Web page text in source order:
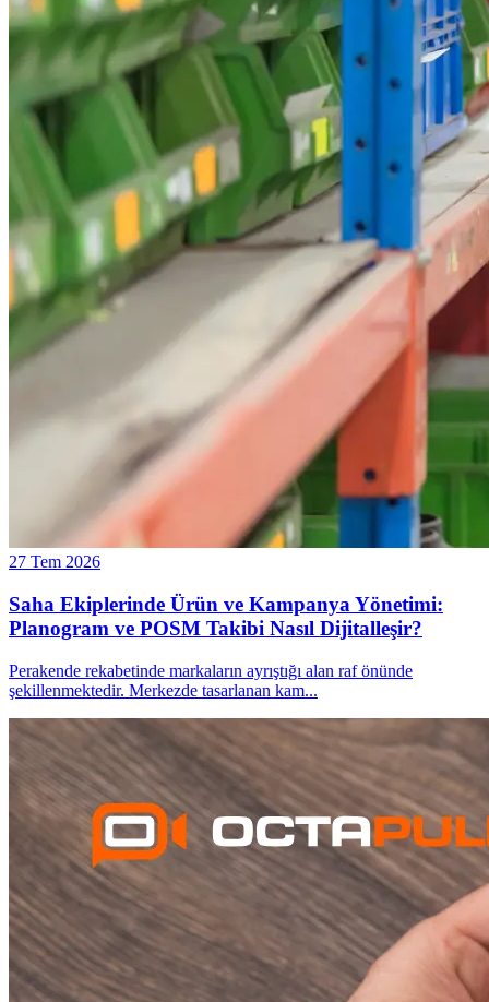
27 Tem 2026
Saha Ekiplerinde Ürün ve Kampanya Yönetimi:
Planogram ve POSM Takibi Nasıl Dijitalleşir?
Perakende rekabetinde markaların ayrıştığı alan raf önünde
şekillenmektedir. Merkezde tasarlanan kam...